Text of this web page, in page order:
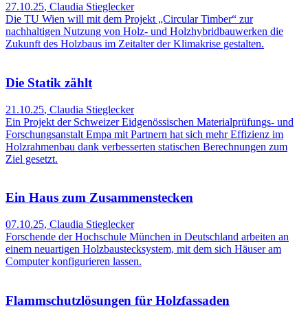
27.10.25, Claudia Stieglecker
Die TU Wien will mit dem Projekt „Circular Timber“ zur
nachhaltigen Nutzung von Holz- und Holzhybridbauwerken die
Zukunft des Holzbaus im Zeitalter der Klimakrise gestalten.
Die Statik zählt
21.10.25, Claudia Stieglecker
Ein Projekt der Schweizer Eidgenössischen Materialprüfungs- und
Forschungsanstalt Empa mit Partnern hat sich mehr Effizienz im
Holzrahmenbau dank verbesserten statischen Berechnungen zum
Ziel gesetzt.
Ein Haus zum Zusammenstecken
07.10.25, Claudia Stieglecker
Forschende der Hochschule München in Deutschland arbeiten an
einem neuartigen Holzbaustecksystem, mit dem sich Häuser am
Computer konfigurieren lassen.
Flammschutzlösungen für Holzfassaden